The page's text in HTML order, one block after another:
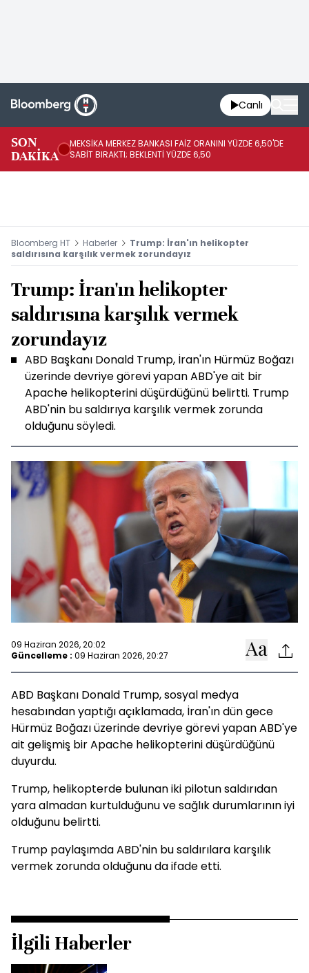
Canlı
SON
DAKİKA
MEKSİKA MERKEZ BANKASI FAİZ ORANINI YÜZDE 6,50'DE
SABİT BIRAKTI; BEKLENTİ YÜZDE 6,50
Bloomberg HT Haberler
Trump: İran'ın helikopter
saldırısına karşılık vermek zorundayız
Trump: İran'ın helikopter
saldırısına karşılık vermek
zorundayız
ABD Başkanı Donald Trump, İran'ın Hürmüz Boğazı
üzerinde devriye görevi yapan ABD'ye ait bir
Apache helikopterini düşürdüğünü belirtti. Trump
ABD'nin bu saldırıya karşılık vermek zorunda
olduğunu söyledi.
09 Haziran 2026, 20:02
Güncelleme : 09 Haziran 2026, 20:27
ABD Başkanı Donald Trump, sosyal medya
hesabından yaptığı açıklamada, İran'ın dün gece
Hürmüz Boğazı üzerinde devriye görevi yapan ABD'ye
ait gelişmiş bir Apache helikopterini düşürdüğünü
duyurdu.
Trump, helikopterde bulunan iki pilotun saldırıdan
yara almadan kurtulduğunu ve sağlık durumlarının iyi
olduğunu belirtti.
Trump paylaşımda ABD'nin bu saldırılara karşılık
vermek zorunda olduğunu da ifade etti.
İlgili Haberler